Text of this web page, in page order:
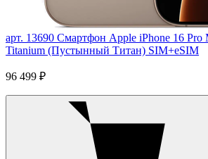
арт. 13690 Смартфон Apple iPhone 16 Pro
Titanium (Пустынный Титан) SIM+eSIM
96 499 ₽